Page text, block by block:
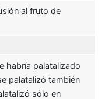
al fruto de
habría palatalizado
palatalizó también
sólo en